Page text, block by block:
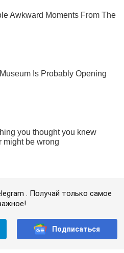
. Получай только самое
Подписаться